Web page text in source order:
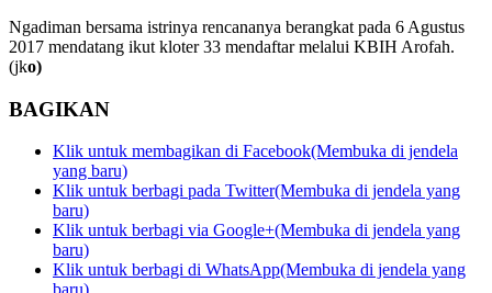
Ngadiman bersama istrinya rencananya berangkat pada 6 Agustus
2017 mendatang ikut kloter 33 mendaftar melalui KBIH Arofah.
(jko)
BAGIKAN
Klik untuk membagikan di Facebook(Membuka di jendela
yang baru)
Klik untuk berbagi pada Twitter(Membuka di jendela yang
baru)
Klik untuk berbagi via Google+(Membuka di jendela yang
baru)
Klik untuk berbagi di WhatsApp(Membuka di jendela yang